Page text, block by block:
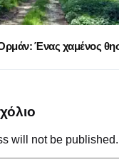
Ένας χαμένος
will not be published.